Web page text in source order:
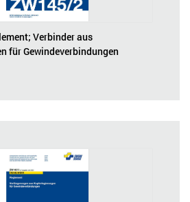
Verbinder aus
für Gewindeverbindungen